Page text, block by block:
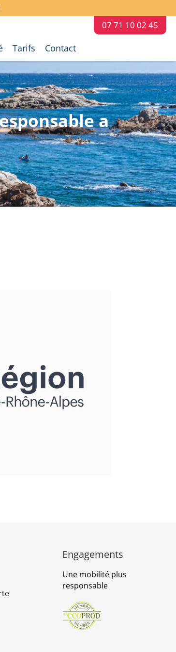
07 71 10 02 45
Tarifs Contact
a
Engagements
Une mobilité plus
responsable